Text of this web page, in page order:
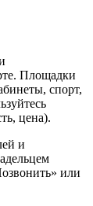
Площадки
спорт,
цена).
и
или